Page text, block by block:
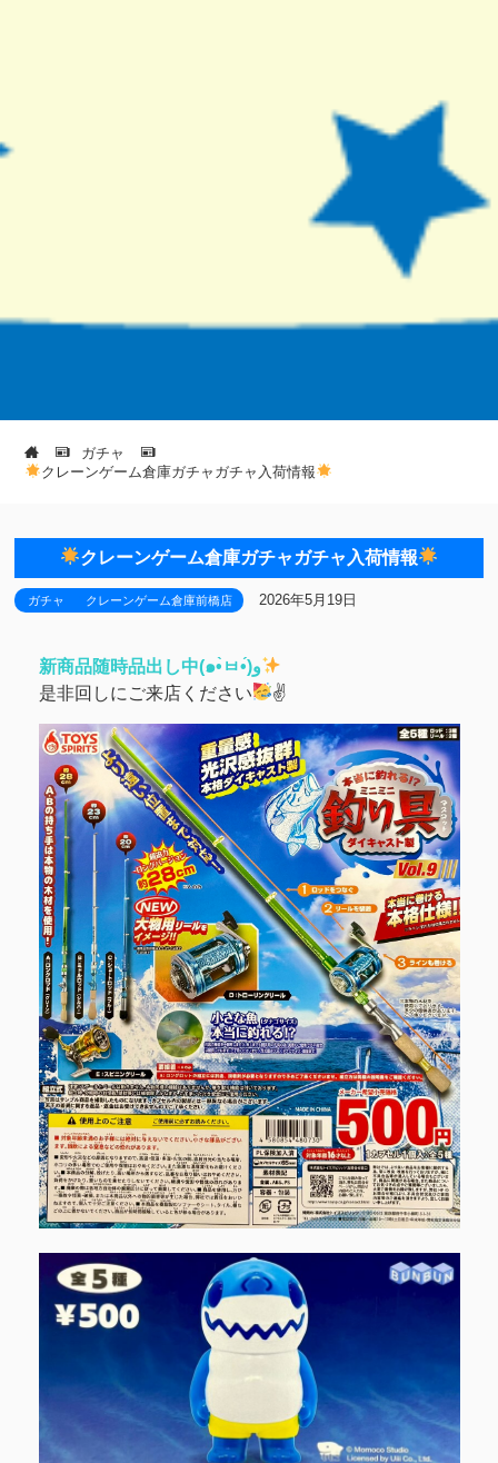
ガチャ
クレーンゲーム倉庫ガチャガチャ入荷情報
クレーンゲーム倉庫ガチャガチャ入荷情報
ガチャ クレーンゲーム倉庫前橋店 2026年5月19日
新商品随時品出し中(๑•̀ㅂ•́)و
是非回しにご来店ください
✌